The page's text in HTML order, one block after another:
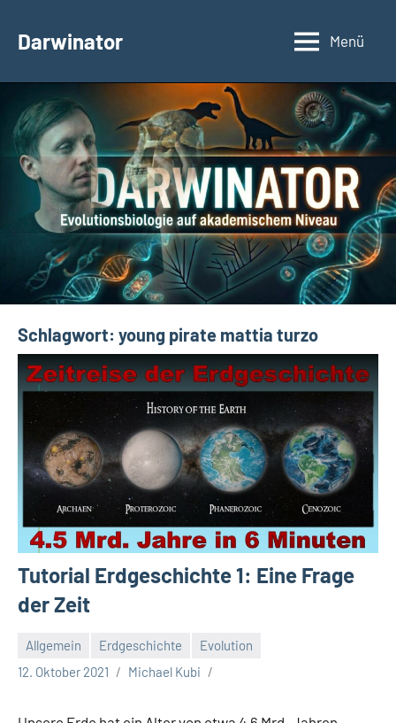
InhaltDarwinator
Evolutionsbiologie
Menü
Schlagwort: young pirate mattia turzo
Tutorial Erdgeschichte 1: Eine Frage
der Zeit
Allgemein Erdgeschichte
Evolution
12. Oktober 2021
Michael Kubi